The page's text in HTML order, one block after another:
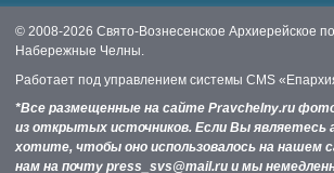
© 2008-2026 Свято-Вознесенское Архиерейское
Набережные Челны.
Работает под управлением системы CMS
*Все размещенные на сайте Pravchelny.ru
из открытых источников. Если Вы
хотите, чтобы оно использовалось на нашем
нам на почту press_svs@mail.ru и мы